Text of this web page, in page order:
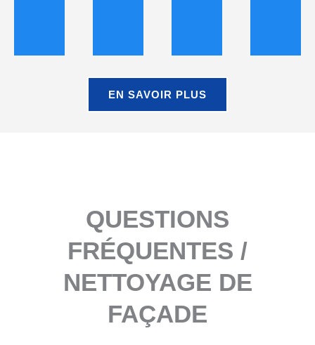
EN SAVOIR PLUS
QUESTIONS
FRÉQUENTES /
NETTOYAGE DE
FAÇADE